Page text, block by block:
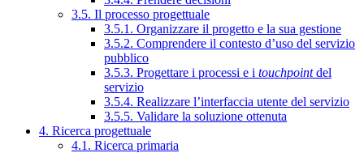
3.5. Il processo progettuale
3.5.1. Organizzare il progetto e la sua gestione
3.5.2. Comprendere il contesto d’uso del servizio
pubblico
3.5.3. Progettare i processi e i touchpointdel
servizio
3.5.4. Realizzare l’interfaccia utente del servizio
3.5.5. Validare la soluzione ottenuta
4. Ricerca progettuale
4.1. Ricerca primaria